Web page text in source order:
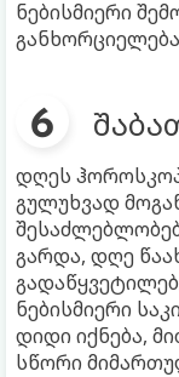
ნებისმიერი
დღეს
გულუხვად
გარდა, დღე
ნებისმიერი
დიდი იქნება,
სწორი